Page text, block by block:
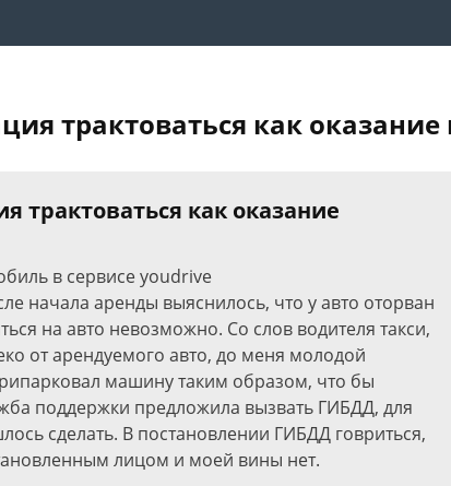
трактоваться как оказание
трактоваться как оказание
в сервисе youdrive
начала аренды выяснилось, что у авто оторван
на авто невозможно. Со слов водителя такси,
от арендуемого авто, до меня молодой
машину таким образом, что бы
поддержки предложила вызвать ГИБДД, для
сделать. В постановлении ГИБДД говриться,
лицом и моей вины нет.